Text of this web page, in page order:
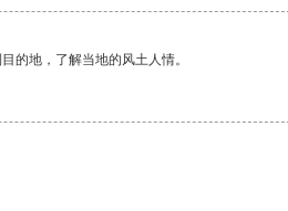
的地，了解当地的风土人情。